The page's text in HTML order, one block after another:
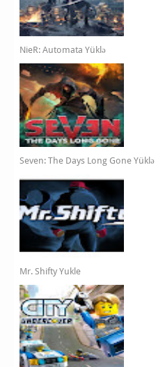
NieR: Automata Yüklə
Seven: The Days Long Gone Yüklə
Mr. Shifty Yukle